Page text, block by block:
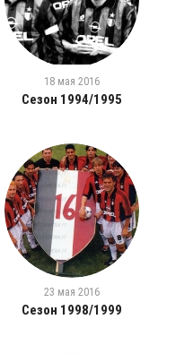
18 мая 2016
Сезон 1994/1995
23 мая 2016
Сезон 1998/1999